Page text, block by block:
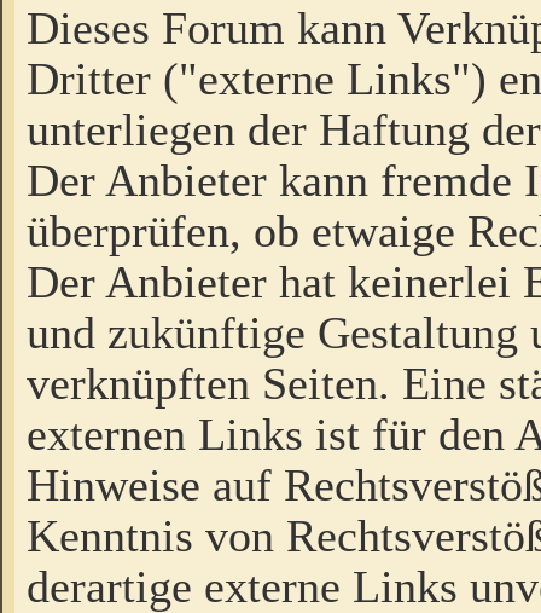
Dieses Forum kann
Dritter ("externe Links")
unterliegen der Haftung
Der Anbieter kann fremde
überprüfen, ob etwaige
Der Anbieter hat keinerlei
und zukünftige Gestaltung
verknüpften Seiten. Eine
externen Links ist für den
Hinweise auf
Kenntnis von
derartige externe Links